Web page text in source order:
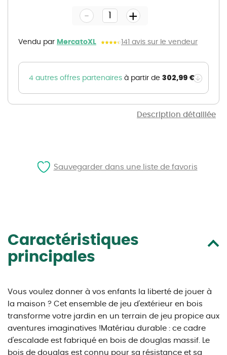
Description détaillée
gallery
Vendu par MercatoXL 141 avis sur le vendeur
- +
4 autres offres partenaires à partir de 302,99 €
Caractéristiques
principales
Vous voulez donner à vos enfants la liberté de jouer à
la maison ? Cet ensemble de jeu d'extérieur en bois
transforme votre jardin en un terrain de jeu propice aux
aventures imaginatives !Matériau durable : ce cadre
d'escalade est fabriqué en bois de douglas massif. Le
bois de douglas est connu pour sa résistance et sa
Sauvegarder dans une liste de favoris